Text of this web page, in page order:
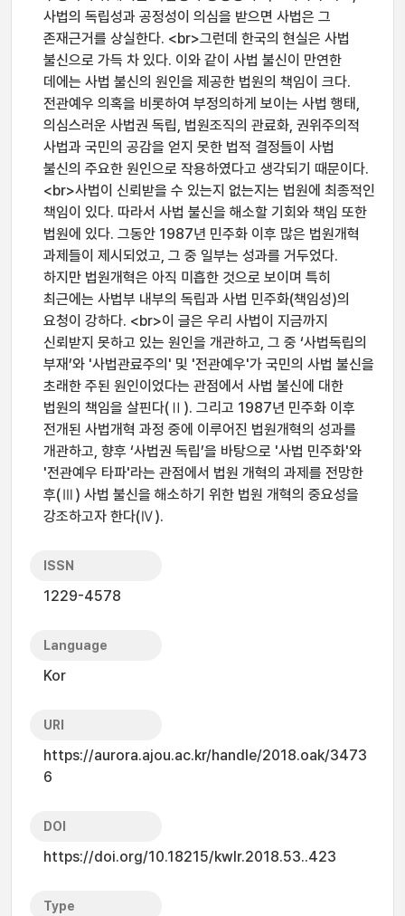
사법의 독립성과 공정성이 의심을 받으면 사법은 그
존재근거를 상실한다. <br>그런데 한국의 현실은 사법
불신으로 가득 차 있다. 이와 같이 사법 불신이 만연한
데에는 사법 불신의 원인을 제공한 법원의 책임이 크다.
전관예우 의혹을 비롯하여 부정의하게 보이는 사법 행태,
의심스러운 사법권 독립, 법원조직의 관료화, 권위주의적
사법과 국민의 공감을 얻지 못한 법적 결정들이 사법
불신의 주요한 원인으로 작용하였다고 생각되기 때문이다.
<br>사법이 신뢰받을 수 있는지 없는지는 법원에 최종적인
책임이 있다. 따라서 사법 불신을 해소할 기회와 책임 또한
법원에 있다. 그동안 1987년 민주화 이후 많은 법원개혁
과제들이 제시되었고, 그 중 일부는 성과를 거두었다.
하지만 법원개혁은 아직 미흡한 것으로 보이며 특히
최근에는 사법부 내부의 독립과 사법 민주화(책임성)의
요청이 강하다. <br>이 글은 우리 사법이 지금까지
신뢰받지 못하고 있는 원인을 개관하고, 그 중 ‘사법독립의
부재’와 '사법관료주의' 및 '전관예우'가 국민의 사법 불신을
초래한 주된 원인이었다는 관점에서 사법 불신에 대한
법원의 책임을 살핀다(Ⅱ). 그리고 1987년 민주화 이후
전개된 사법개혁 과정 중에 이루어진 법원개혁의 성과를
개관하고, 향후 ‘사법권 독립’을 바탕으로 '사법 민주화'와
'전관예우 타파'라는 관점에서 법원 개혁의 과제를 전망한
후(Ⅲ) 사법 불신을 해소하기 위한 법원 개혁의 중요성을
강조하고자 한다(Ⅳ).
ISSN
1229-4578
Language
Kor
URI
https://aurora.ajou.ac.kr/handle/2018.oak/3473
6
DOI
https://doi.org/10.18215/kwlr.2018.53..423
Type